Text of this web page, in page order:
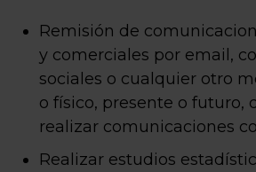
Remisión de
y comerciales por email,
sociales o cualquier otro
o físico, presente o futuro,
realizar comunicaciones
Realizar estudios